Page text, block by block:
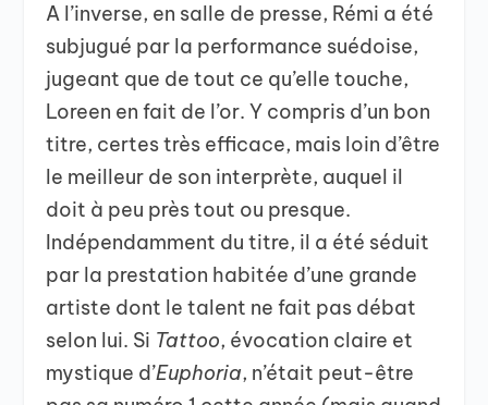
A l’inverse, en salle de presse, Rémi a été
subjugué par la performance suédoise,
jugeant que de tout ce qu’elle touche,
Loreen en fait de l’or. Y compris d’un bon
titre, certes très efficace, mais loin d’être
le meilleur de son interprète, auquel il
doit à peu près tout ou presque.
Indépendamment du titre, il a été séduit
par la prestation habitée d’une grande
artiste dont le talent ne fait pas débat
selon lui. Si Tattoo, évocation claire et
mystique d’Euphoria, n’était peut-être